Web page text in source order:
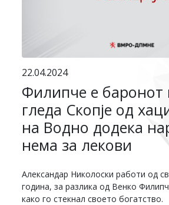
22.04.2024
Филипче е баронот
гледа Скопје од
на Водно додека
нема за лекови
Александар Николоски работи од
година, за разлика од Венко
како го стекнал своето богатство.